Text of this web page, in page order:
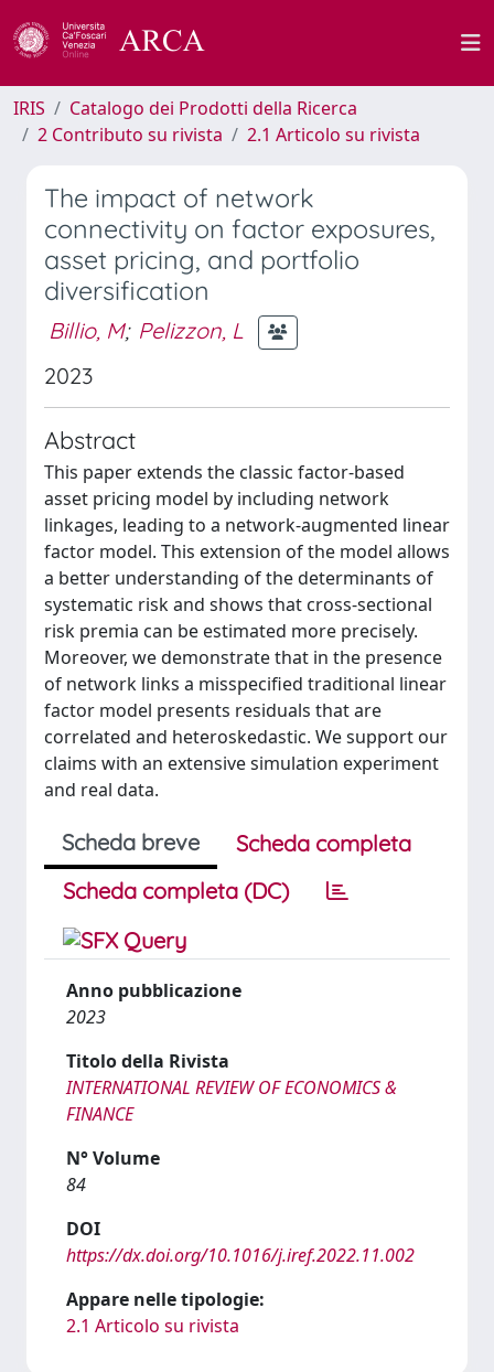
IRIS
Catalogo dei Prodotti della Ricerca
2 Contributo su rivista
2.1 Articolo su rivista
The impact of network
connectivity on factor exposures,
asset pricing, and portfolio
diversification
Billio, M; Pelizzon, L
2023
Abstract
This paper extends the classic factor-based
asset pricing model by including network
linkages, leading to a network-augmented linear
factor model. This extension of the model allows
a better understanding of the determinants of
systematic risk and shows that cross-sectional
risk premia can be estimated more precisely.
Moreover, we demonstrate that in the presence
of network links a misspecified traditional linear
factor model presents residuals that are
correlated and heteroskedastic. We support our
claims with an extensive simulation experiment
and real data.
Scheda breve
Scheda completa
Scheda completa (DC)
Anno pubblicazione
2023
Titolo della Rivista
INTERNATIONAL REVIEW OF ECONOMICS &
FINANCE
N° Volume
84
DOI
https://dx.doi.org/10.1016/j.iref.2022.11.002
Appare nelle tipologie:
2.1 Articolo su rivista